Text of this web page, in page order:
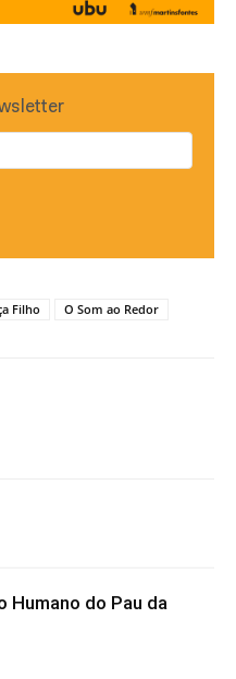
Filho O Som ao Redor
Humano do Pau da